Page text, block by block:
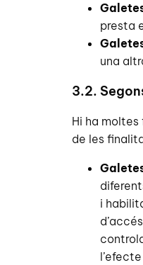
presta
una
3.2.
Hi ha
de les
i